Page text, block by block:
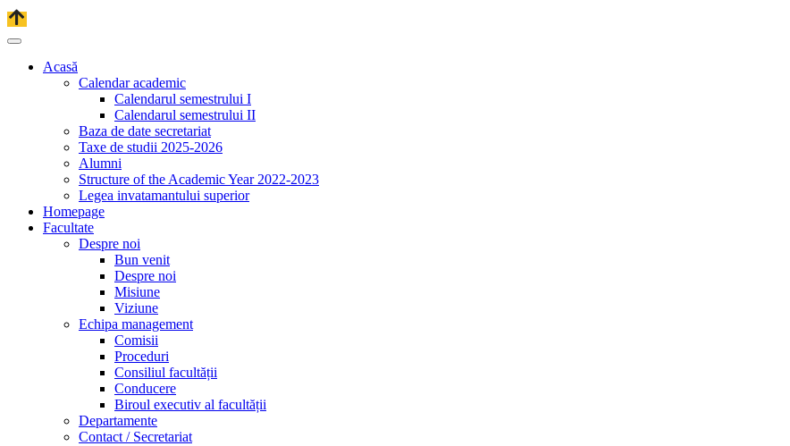
Acasă
Calendar academic
Calendarul semestrului I
Calendarul semestrului II
Baza de date secretariat
Taxe de studii 2025-2026
Alumni
Structure of the Academic Year 2022-2023
Legea invatamantului superior
Homepage
Facultate
Despre noi
Bun venit
Despre noi
Misiune
Viziune
Echipa management
Comisii
Proceduri
Consiliul facultății
Conducere
Biroul executiv al facultății
Departamente
Contact / Secretariat